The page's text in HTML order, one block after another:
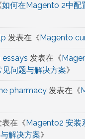
如何在Magento 2中配
发表在《Magento
发表在《
问题与解决方案》
pharmacy 发表在《
表在《Magento2 安装
解决方案》